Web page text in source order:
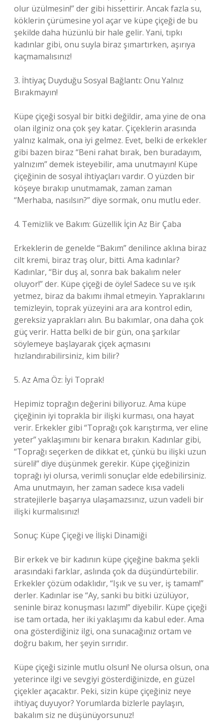
olur üzülmesin!” der gibi hissettirir. Ancak fazla su,
köklerin çürümesine yol açar ve küpe çiçeği de bu
şekilde daha hüzünlü bir hale gelir. Yani, tıpkı
kadınlar gibi, onu suyla biraz şımartırken, aşırıya
kaçmamalısınız!
3. İhtiyaç Duyduğu Sosyal Bağlantı: Onu Yalnız
Bırakmayın!
Küpe çiçeği sosyal bir bitki değildir, ama yine de ona
olan ilginiz ona çok şey katar. Çiçeklerin arasında
yalnız kalmak, ona iyi gelmez. Evet, belki de erkekler
gibi bazen biraz “Beni rahat bırak, ben buradayım,
yalnızım” demek isteyebilir, ama unutmayın! Küpe
çiçeğinin de sosyal ihtiyaçları vardır. O yüzden bir
köşeye bırakıp unutmamak, zaman zaman
“Merhaba, nasılsın?” diye sormak, onu mutlu eder.
4. Temizlik ve Bakım: Güzellik İçin Az Bir Çaba
Erkeklerin de genelde “Bakım” denilince aklına biraz
cilt kremi, biraz traş olur, bitti. Ama kadınlar?
Kadınlar, “Bir duş al, sonra bak bakalım neler
oluyor!” der. Küpe çiçeği de öyle! Sadece su ve ışık
yetmez, biraz da bakımı ihmal etmeyin. Yapraklarını
temizleyin, toprak yüzeyini ara ara kontrol edin,
gereksiz yaprakları alın. Bu bakımlar, ona daha çok
güç verir. Hatta belki de bir gün, ona şarkılar
söylemeye başlayarak çiçek açmasını
hızlandırabilirsiniz, kim bilir?
5. Az Ama Öz: İyi Toprak!
Hepimiz toprağın değerini biliyoruz. Ama küpe
çiçeğinin iyi toprakla bir ilişki kurması, ona hayat
verir. Erkekler gibi “Toprağı çok karıştırma, ver eline
yeter” yaklaşımını bir kenara bırakın. Kadınlar gibi,
“Toprağı seçerken de dikkat et, çünkü bu ilişki uzun
süreli!” diye düşünmek gerekir. Küpe çiçeğinizin
toprağı iyi olursa, verimli sonuçlar elde edebilirsiniz.
Ama unutmayın, her zaman sadece kısa vadeli
stratejilerle başarıya ulaşamazsınız, uzun vadeli bir
ilişki kurmalısınız!
Sonuç: Küpe Çiçeği ve İlişki Dinamiği
Bir erkek ve bir kadının küpe çiçeğine bakma şekli
arasındaki farklar, aslında çok da düşündürtebilir.
Erkekler çözüm odaklıdır, “Işık ve su ver, iş tamam!”
derler. Kadınlar ise “Ay, sanki bu bitki üzülüyor,
seninle biraz konuşması lazım!” diyebilir. Küpe çiçeği
ise tam ortada, her iki yaklaşımı da kabul eder. Ama
ona gösterdiğiniz ilgi, ona sunacağınız ortam ve
doğru bakım, her şeyin sırrıdır.
Küpe çiçeği sizinle mutlu olsun! Ne olursa olsun, ona
yeterince ilgi ve sevgiyi gösterdiğinizde, en güzel
çiçekler açacaktır. Peki, sizin küpe çiçeğiniz neye
ihtiyaç duyuyor? Yorumlarda bizlerle paylaşın,
bakalım siz ne düşünüyorsunuz!